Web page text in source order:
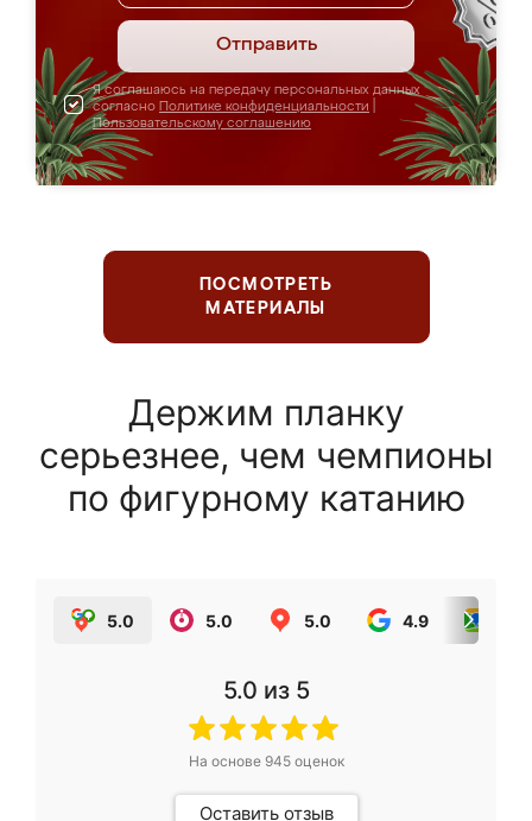
Отправить
Я соглашаюсь на передачу персональных данных
согласно Политике конфиденциальности
Пользовательскому соглашению
ПОСМОТРЕТЬ
МАТЕРИАЛЫ
Держим планку
серьезнее, чем чемпионы
по фигурному катанию
5.0 5.0 5.0 4.9
5.0 из 5
На основе 945оценок
Оставить отзыв